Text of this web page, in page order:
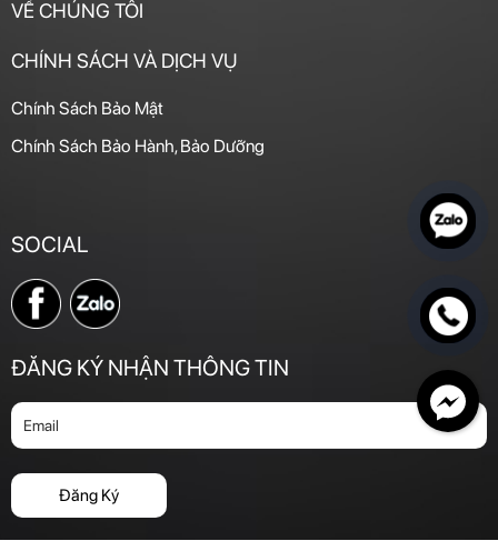
VỀ CHÚNG TÔI
CHÍNH SÁCH VÀ DỊCH VỤ
Chính Sách Bảo Mật
Chính Sách Bảo Hành, Bảo Dưỡng
SOCIAL
ĐĂNG KÝ NHẬN THÔNG TIN